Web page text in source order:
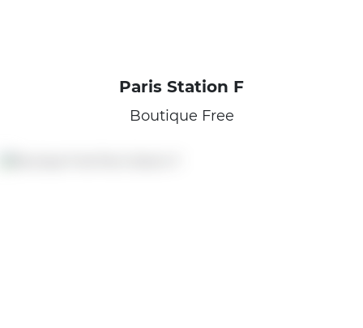
Boutique Free
Paris Station F